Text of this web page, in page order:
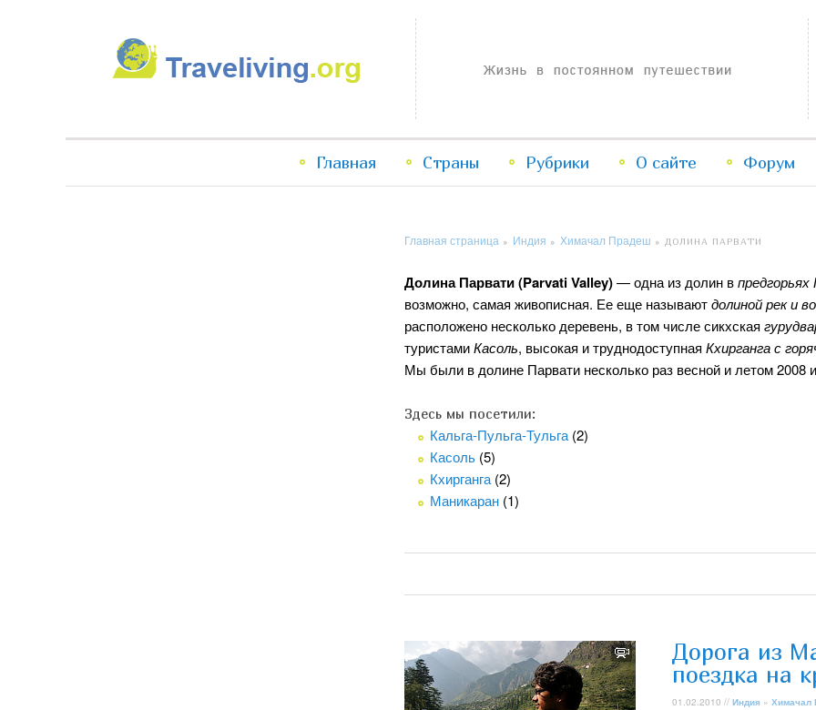
Traveliving
Жизнь в постоянном путешествии
Перейти
содержимому
Перейти
содержимому
Главная Страны Рубрики О сайте Форум
Главная страница » Индия » Химачал Прадеш » ДОЛИНА ПАРВАТИ
Долина Парвати (Parvati Valley)— одна из долин впредгорьях
возможно, самая живописная. Ее еще называютдолиной рек и
расположено несколько деревень, в том числе сикхская
туристамиКасоль, высокая и труднодоступная Кхирганга с
Мы были в долине Парвати несколько раз весной и летом 2008
Здесь мы посетили:
Кальга-Пульга-Тульга(2)
Касоль (5)
Кхирганга(2)
Маникаран (1)
Дорога из
поездка на
01.02.2010 // Индия » Химачал